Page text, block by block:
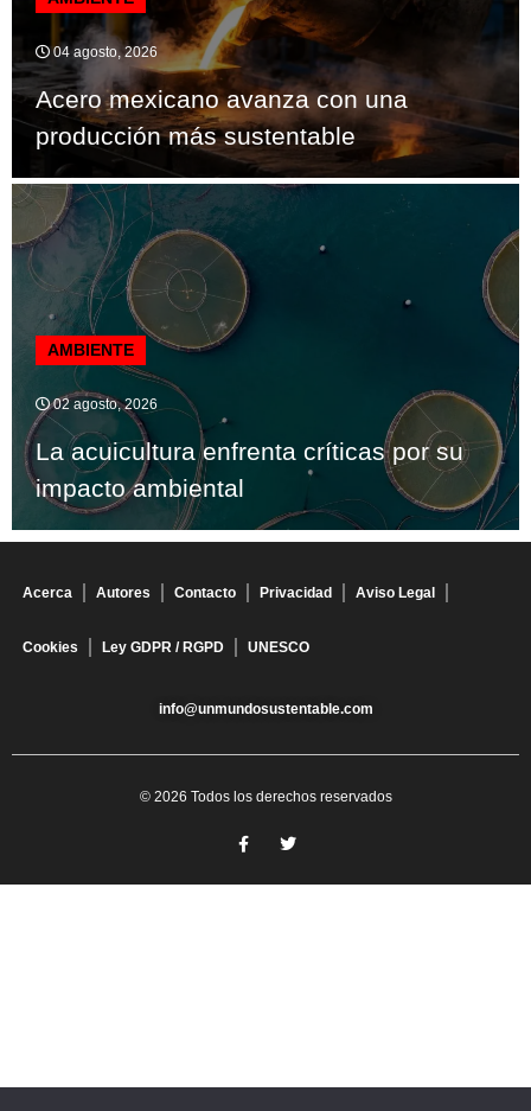
04 agosto, 2026
Acero mexicano avanza con una
producción más sustentable
AMBIENTE
02 agosto, 2026
La acuicultura enfrenta críticas por su
impacto ambiental
Acerca Autores Contacto Privacidad Aviso Legal
Cookies Ley GDPR / RGPD UNESCO
info@unmundosustentable.com
© 2026 Todos los derechos reservados